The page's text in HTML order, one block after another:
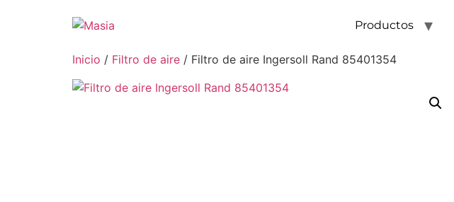
Productos
Inicio / Filtro de aire / Filtro de aire Ingersoll Rand 85401354